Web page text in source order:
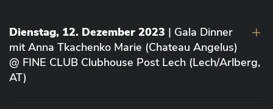
Dienstag, 12. Dezember 2023 | Gala Dinner
mit Anna Tkachenko Marie (Chateau Angelus)
@ FINE CLUB Clubhouse Post Lech (Lech/Arlberg,
AT)